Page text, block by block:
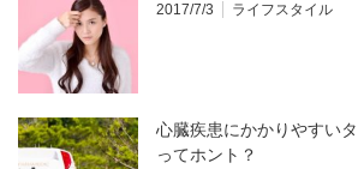
2017/7/3 ライフスタイル
心臓疾患にかかりやすい
ってホント？